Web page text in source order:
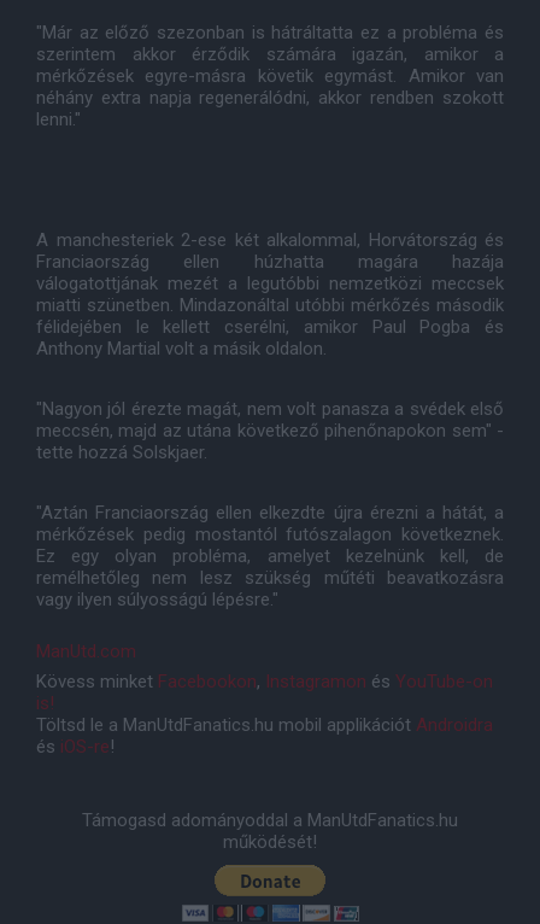
"Már az előző szezonban is hátráltatta ez a probléma és
szerintem akkor érződik számára igazán, amikor a
mérkőzések egyre-másra követik egymást. Amikor van
néhány extra napja regenerálódni, akkor rendben szokott
lenni."
A manchesteriek 2-ese két alkalommal, Horvátország és
Franciaország ellen húzhatta magára hazája
válogatottjának mezét a legutóbbi nemzetközi meccsek
miatti szünetben. Mindazonáltal utóbbi mérkőzés második
félidejében le kellett cserélni, amikor Paul Pogba és
Anthony Martial volt a másik oldalon.
"Nagyon jól érezte magát, nem volt panasza a svédek első
meccsén, majd az utána következő pihenőnapokon sem" -
tette hozzá Solskjaer.
"Aztán Franciaország ellen elkezdte újra érezni a hátát, a
mérkőzések pedig mostantól futószalagon következnek.
Ez egy olyan probléma, amelyet kezelnünk kell, de
remélhetőleg nem lesz szükség műtéti beavatkozásra
vagy ilyen súlyosságú lépésre."
ManUtd.com
Kövess minket Facebookon, Instagramon és YouTube-on
is!
Töltsd le a ManUtdFanatics.hu mobil applikációt Androidra
és iOS-re!
Támogasd adományoddal a ManUtdFanatics.hu
működését!